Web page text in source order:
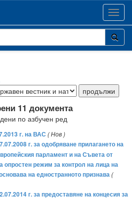
11 документа
по азбучен ред
г. на ВАС ( Нов )
г. за одобряване прилагането на
парламент и на Съвета от
опростен режим за контрол на лица на
на едностранното признава(
г. за предоставяне на концесия за